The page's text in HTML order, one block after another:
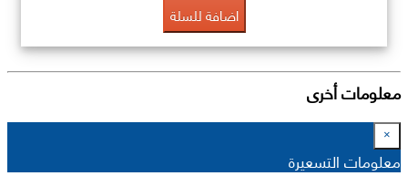
اضافة للسلة
معلومات أخرى
×
معلومات التسعيرة